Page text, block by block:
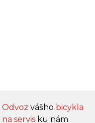
Odvoz vášho bicykla
na servis ku nám